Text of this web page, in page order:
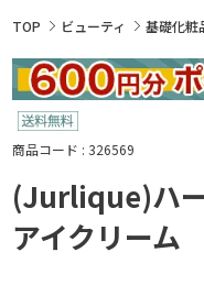
TOP
ビューティ 基礎化粧
商品コード : 326569
(Jurlique)ハ
アイクリーム